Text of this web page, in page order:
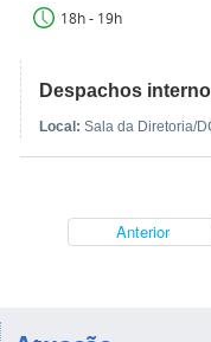
18h - 19h
Despachos
Local: Sala da Diretoria/
Anterior